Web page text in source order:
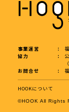
事業運営
協力
お問合せ
HOOKについて
©︎HOOK All Rights